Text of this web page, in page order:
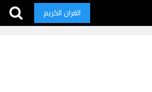
القران الكريم